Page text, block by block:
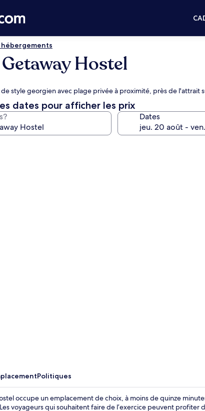
Hostel
style georgien avec plage privée à proximité, près de l'attrait
dates pour afficher les prix
Dates
Politiques
occupe un emplacement de choix, à moins de quinze
voyageurs qui souhaitent faire de l’exercice peuvent profiter